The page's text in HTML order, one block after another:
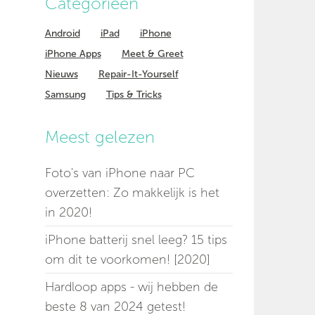
Android iPad
iPhone
iPhone Apps
Meet & Greet
Nieuws
Repair-It-Yourself
Samsung
Tips & Tricks
Meest gelezen
Foto's van iPhone naar PC
overzetten: Zo makkelijk is het
in 2020!
iPhone batterij snel leeg? 15 tips
om dit te voorkomen! [2020]
Hardloop apps - wij hebben de
beste 8 van 2024 getest!